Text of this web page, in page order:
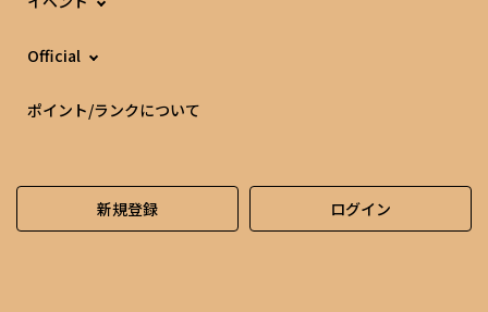
Official
ポイント/ランクについて
新規登録 ログイン